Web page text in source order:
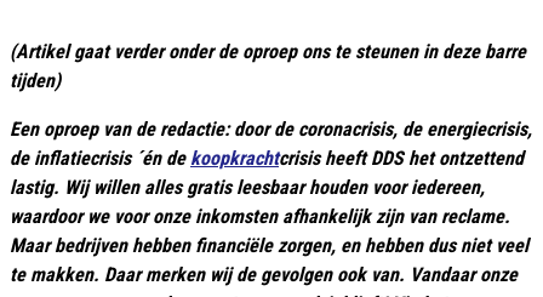
(Artikel gaat verder onder de oproep ons te steunen in deze barre
tijden)
Een oproep van de redactie: door de coronacrisis, de energiecrisis,
de inflatiecrisis ´én de koopkrachtcrisis heeft DDS het ontzettend
lastig. Wij willen alles gratis leesbaar houden voor iedereen,
waardoor we voor onze inkomsten afhankelijk zijn van reclame.
Maar bedrijven hebben financiële zorgen, en hebben dus niet veel
te makken. Daar merken wij de gevolgen ook van. Vandaar onze